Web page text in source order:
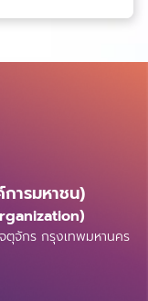
ารมหาชน)
ตุจักร กรุงเทพมหานคร